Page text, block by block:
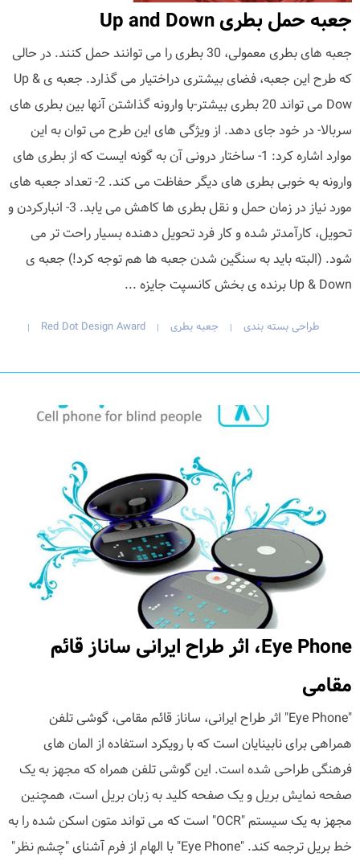
جعبه حمل بطری Up and Down
جعبه های بطری معمولی، 30 بطری را می توانند حمل کنند. در حالی
که طرح این جعبه، فضای بیشتری دراختیار می گذارد. جعبه ی Up &
Dow می تواند 20 بطری بیشتر-با وارونه گذاشتن آنها بین بطری های
سربالا- در خود جای دهد. از ویژگی های این طرح می توان به این
موارد اشاره کرد: 1- ساختار درونی آن به گونه ایست که از بطری های
وارونه به خوبی بطری های دیگر حفاظت می کند. 2- تعداد جعبه های
مورد نیاز در زمان حمل و نقل بطری ها کاهش می یابد. 3- انبارکردن و
تحویل، کارآمدتر شده و کار فرد تحویل دهنده بسیار راحت تر می
شود. (البته باید به سنگین شدن جعبه ها هم توجه کرد!) جعبه ی
Up & Down برنده ی بخش کانسپت جایزه ...
طراحی بسته بندی | جعبه بطری |
Red Dot Design Award
|
Eye Phone، اثر طراح ایرانی ساناز قائم
مقامی
"Eye Phone" اثر طراح ایرانی، ساناز قائم مقامی، گوشی تلفن
همراهی برای نابینایان است که با رویکرد استفاده از المان های
فرهنگی طراحی شده است. این گوشی تلفن همراه که مجهز به یک
صفحه نمایش بریل و یک صفحه کلید به زبان بریل است، همچنین
مجهز به یک سیستم "OCR" است که می تواند متون اسکن شده را به
خط بریل ترجمه کند. "Eye Phone" با الهام از فرم آشنای "چشم نظر"